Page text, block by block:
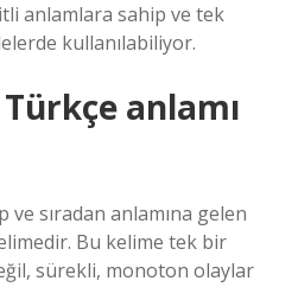
anlamlara sahip ve tek
kullanılabiliyor.
anlamı
ve sıradan anlamına gelen
Bu kelime tek bir
sürekli, monoton olaylar